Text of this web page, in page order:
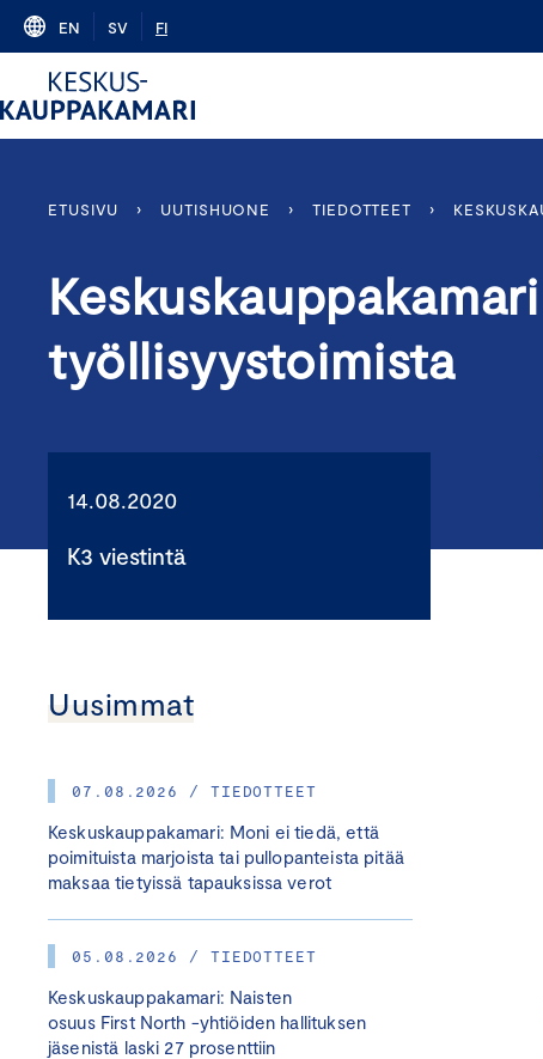
Skip
content
EN SV FI
ETUSIVU › UUTISHUONE › TIEDOTTEET ›
työllisyystoimista
14.08.2020
K3 viestintä
Uusimmat
07.08.2026 / TIEDOTTEET
Keskuskauppakamari: Moni ei tiedä, että
poimituista marjoista tai pullopanteista pitää
maksaa tietyissä tapauksissa verot
05.08.2026 / TIEDOTTEET
Keskuskauppakamari: Naisten
osuus First North -yhtiöiden hallituksen
jäsenistä laski 27 prosenttiin